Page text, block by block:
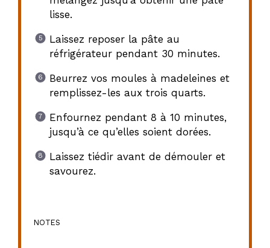
lisse.
Laissez reposer la pâte au
réfrigérateur pendant 30 minutes.
Beurrez vos moules à madeleines et
remplissez-les aux trois quarts.
Enfournez pendant 8 à 10 minutes,
jusqu’à ce qu’elles soient dorées.
Laissez tiédir avant de démouler et
savourez.
NOTES